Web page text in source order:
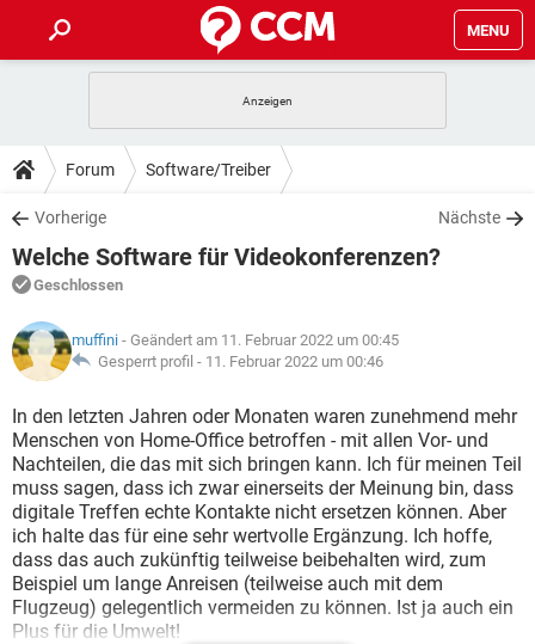
MENU
ANDROID IOS
WINDOWS 10
WHATSAPP TIKTOK
FACEBOOK
TIPPS & TRICKS
SPIELE
WINDOWS 10
WHATSAPP
FACEBOOK HARDWARE
DOWNLOADS
SPIELE STREAMING
ANDROID
WINDOWS 10 INSTAGRAM
WHATSAPP
FACEBOOK HARDWARE
FORUM
SPIELE
ANDROID IOS
WHATSAPP TIKTOK
FACEBOOK HARDWARE
LEXIKON
SPIELE
ANDROID IOS
WINDOWS 10 INSTAGRAM
WHATSAPP TIKTOK
FACEBOOK HARDWARE
Forum Software/Treiber
Vorherige Nächste
Welche Software für Videokonferenzen?
Geschlossen
muffini - Geändert am 11. Februar 2022 um 00:45
Gesperrt profil - 11. Februar 2022 um 00:46
In den letzten Jahren oder Monaten waren zunehmend mehr
Menschen von Home-Office betroffen - mit allen Vor- und
Nachteilen, die das mit sich bringen kann. Ich für meinen Teil
muss sagen, dass ich zwar einerseits der Meinung bin, dass
digitale Treffen echte Kontakte nicht ersetzen können. Aber
ich halte das für eine sehr wertvolle Ergänzung. Ich hoffe,
dass das auch zukünftig teilweise beibehalten wird, zum
Beispiel um lange Anreisen (teilweise auch mit dem
Flugzeug) gelegentlich vermeiden zu können. Ist ja auch ein
Plus für die Umwelt!